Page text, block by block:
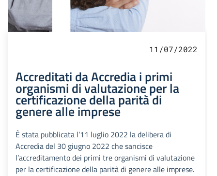
11/07/2022
Accreditati da Accredia i primi
organismi di valutazione per la
certificazione della parità di
genere alle imprese
È stata pubblicata l’11 luglio 2022 la delibera di
Accredia del 30 giugno 2022 che sancisce
l’accreditamento dei primi tre organismi di valutazione
per la certificazione della parità di genere alle imprese.